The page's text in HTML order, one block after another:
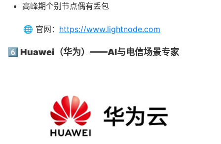
高峰期个别节点偶有丢包
🌐 官网： https://www.lightnode.com
6️⃣ Huawei（华为）——AI与电信场景专家